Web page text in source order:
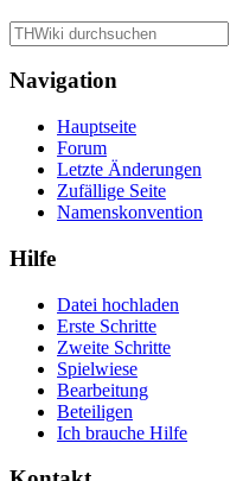
Navigation
Hauptseite
Forum
Letzte Änderungen
Zufällige Seite
Namenskonvention
Hilfe
Datei hochladen
Erste Schritte
Zweite Schritte
Spielwiese
Bearbeitung
Beteiligen
Ich brauche Hilfe